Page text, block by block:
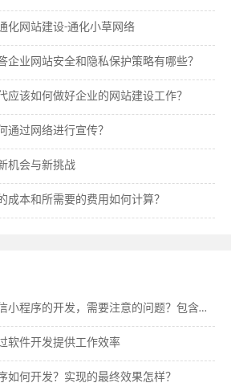
化网站建设-通化小草网络
企业网站安全和隐私保护策略有哪些？
应该如何做好企业的网站建设工作？
通过网络进行宣传？
机会与新挑战
成本和所需要的费用如何计算？
通化社区网格微信小程序的开发，需要注意的问题？包含的功能有哪些？
软件开发提供工作效率
如何开发？实现的最终效果怎样？